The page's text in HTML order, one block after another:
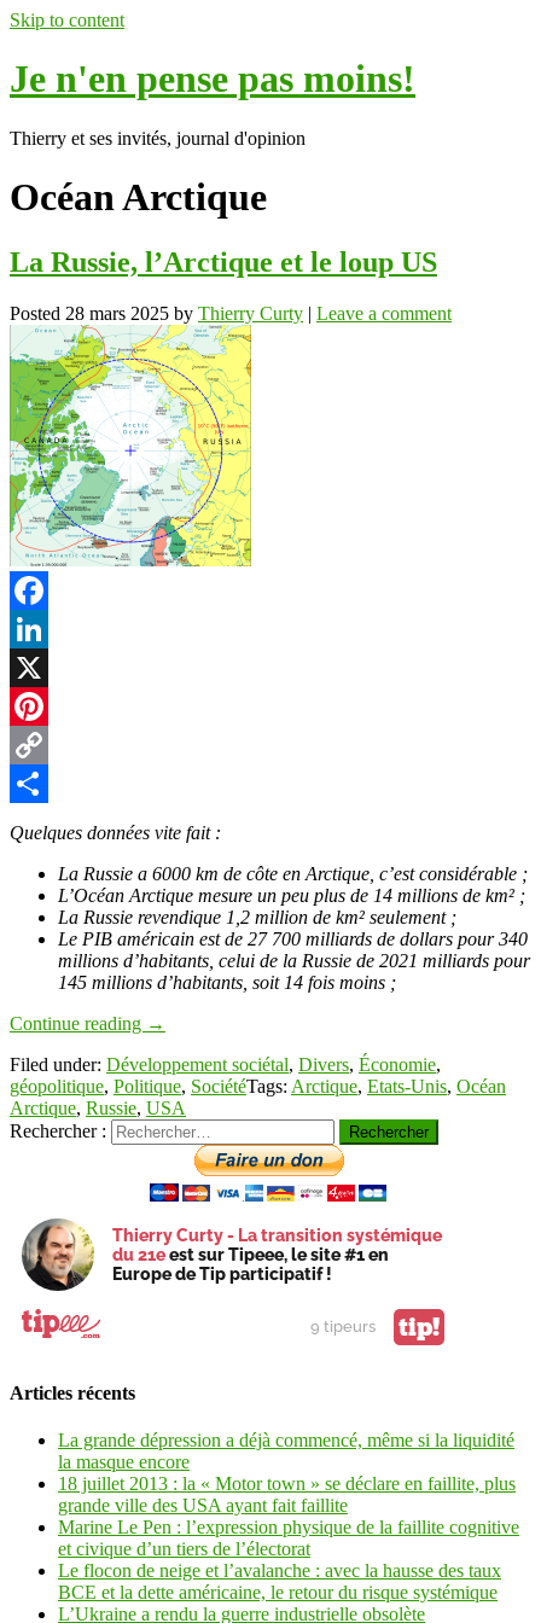
Skip to content
Je n'en pense pas moins!
Thierry et ses invités, journal d'opinion
Océan Arctique
La Russie, l’Arctique et le loup US
Posted 28 mars 2025 by Thierry Curty | Leave a comment
Facebook
LinkedIn
X
Pinterest
Copy
Link
Partager
Quelques données vite fait :
La Russie a 6000 km de côte en Arctique, c’est considérable ;
L’Océan Arctique mesure un peu plus de 14 millions de km² ;
La Russie revendique 1,2 million de km² seulement ;
Le PIB américain est de 27 700 milliards de dollars pour 340
millions d’habitants, celui de la Russie de 2021 milliards pour
145 millions d’habitants, soit 14 fois moins ;
Continue reading →
Filed under: Développement sociétal, Divers, Économie,
géopolitique, Politique, SociétéTags: Arctique, Etats-Unis, Océan
Arctique, Russie, USA
Rechercher :
Thierry Curty - La transition systémique
du 21eest sur Tipeee, le site #1 en
Europe de Tip participatif !
9 tipeurs tip!
Articles récents
La grande dépression a déjà commencé, même si la liquidité
la masque encore
18 juillet 2013 : la « Motor town » se déclare en faillite, plus
grande ville des USA ayant fait faillite
Marine Le Pen : l’expression physique de la faillite cognitive
et civique d’un tiers de l’électorat
Le flocon de neige et l’avalanche : avec la hausse des taux
BCE et la dette américaine, le retour du risque systémique
L’Ukraine a rendu la guerre industrielle obsolète